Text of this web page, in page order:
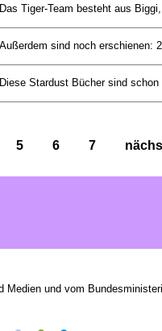
Das Tiger-Team besteht aus
Außerdem sind noch erschienen:
Diese Stardust Bücher sind
5 6 7
und vom